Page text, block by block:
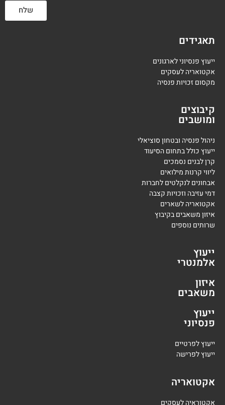
שלח
תאגידים
ייעוץ פנסיוני לארגונים
אקטואריה לעסקים
מקסום זכויות פנסיה
קיבוצים
ומושבים
ניהול פנסיה ובטחון סוציאלי
ייעוץ כולל בתחום הסיעוד
קרן לבנים נסמכים
ליווי קרנות מילואים
אבחונים לנקלטים לחברות
דמי עזיבה וזכויות קצבה
אקטואריה לשארים
איזון משאבים בקיבוץ
שרותים נוספים
ייעוץ
אלמנטרי
איזון
משאבים
ייעוץ
פנסיוני
ייעוץ לפרטיים
ייעוץ לפרישה
אקטואריה
אקטוראיה לעסקים